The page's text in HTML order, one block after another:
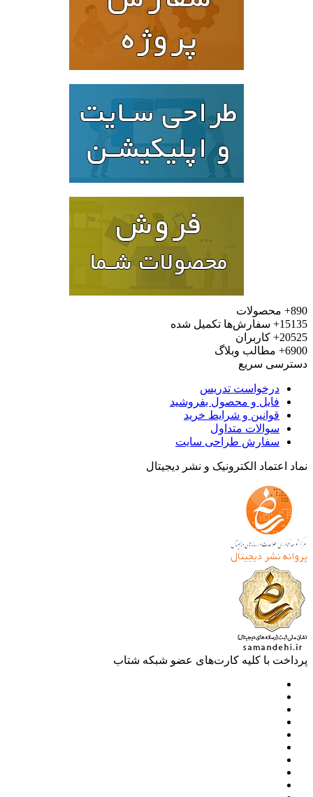
محصولات
سفارش‌ها تکمیل شده
کاربران
مطالب وبلاگ
سریع
درخواست تدریس
فایل و محصول بفروشید
قوانین و شرایط خرید
سوالات متداول
سفارش طراحی سایت
اعتماد الکترونیک و نشر دیجیتال
با کلیه کارت‌های عضو شبکه شتاب